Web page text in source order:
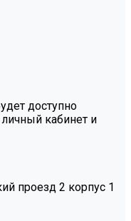
доступно
кабинет и
проезд 2 корпус 1